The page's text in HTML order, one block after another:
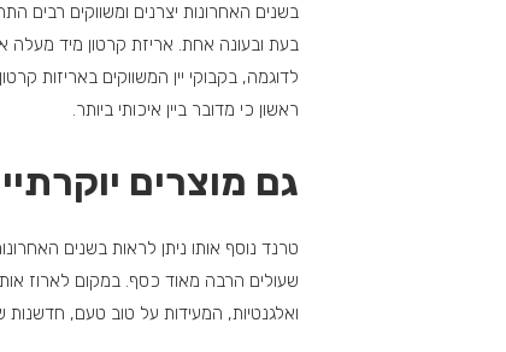
בשנים האחרונות יצרנים ומשווקים רבים
בעת ובעונה אחת. אריזת קרטון מיד מעלה
לדוגמה, בקבוקי יין המשווקים באריזות
ראשון כי מדובר ביין איכותי ביותר.
גם מוצרים
טרנד נוסף אותו ניתן לראות בשנים
שעולים הרבה מאוד כסף. במקום לארוז
ואלגנטיות, המעידות על טוב טעם, חדשנות